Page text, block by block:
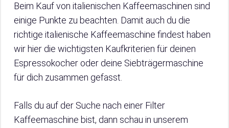
Beim Kauf von italienischen Kaffeemaschinen sind
einige Punkte zu beachten. Damit auch du die
richtige italienische Kaffeemaschine findest haben
wir hier die wichtigsten Kaufkriterien für deinen
Espressokocher oder deine Siebträgermaschine
für dich zusammen gefasst.
Falls du auf der Suche nach einer Filter
Kaffeemaschine bist, dann schau in unserem